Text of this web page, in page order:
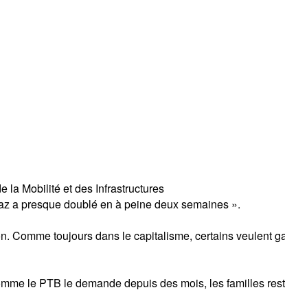
la Mobilité et des Infrastructures
a presque doublé en à peine deux semaines ».
Comme toujours dans le capitalisme, certains veulent
le PTB le demande depuis des mois, les familles